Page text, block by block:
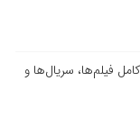
فیلم‌ها، سریال‌ها و